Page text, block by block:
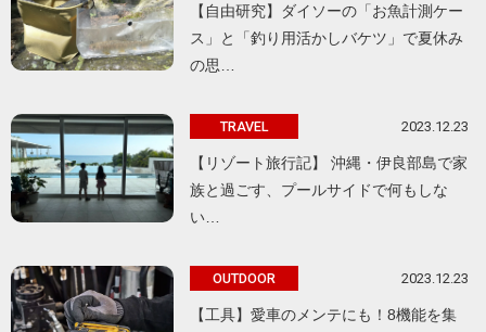
【自由研究】ダイソーの「お魚計測ケー
ス」と「釣り用活かしバケツ」で夏休み
の思…
TRAVEL 2023.12.23
【リゾート旅行記】 沖縄・伊良部島で家
族と過ごす、プールサイドで何もしな
い…
OUTDOOR 2023.12.23
【工具】愛車のメンテにも！8機能を集